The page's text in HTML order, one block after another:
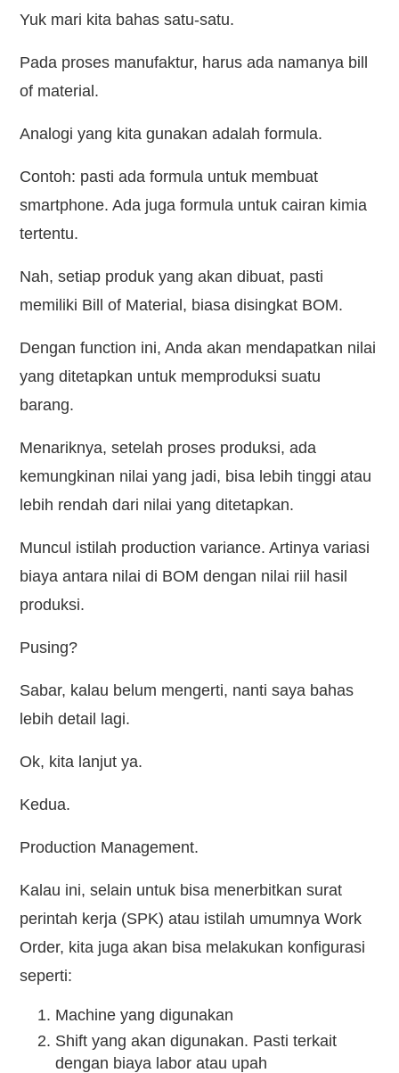
Yuk mari kita bahas satu-satu.
Pada proses manufaktur, harus ada namanya bill
of material.
Analogi yang kita gunakan adalah formula.
Contoh: pasti ada formula untuk membuat
smartphone. Ada juga formula untuk cairan kimia
tertentu.
Nah, setiap produk yang akan dibuat, pasti
memiliki Bill of Material, biasa disingkat BOM.
Dengan function ini, Anda akan mendapatkan nilai
yang ditetapkan untuk memproduksi suatu
barang.
Menariknya, setelah proses produksi, ada
kemungkinan nilai yang jadi, bisa lebih tinggi atau
lebih rendah dari nilai yang ditetapkan.
Muncul istilah production variance. Artinya variasi
biaya antara nilai di BOM dengan nilai riil hasil
produksi.
Pusing?
Sabar, kalau belum mengerti, nanti saya bahas
lebih detail lagi.
Ok, kita lanjut ya.
Kedua.
Production Management.
Kalau ini, selain untuk bisa menerbitkan surat
perintah kerja (SPK) atau istilah umumnya Work
Order, kita juga akan bisa melakukan konfigurasi
seperti:
Machine yang digunakan
Shift yang akan digunakan. Pasti terkait
dengan biaya labor atau upah